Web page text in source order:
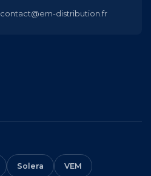
contact@em-distribution.fr
Solera VEM